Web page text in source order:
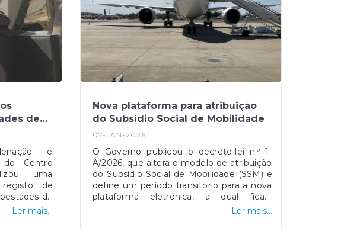
de
e
do Centro
uma
de
de
da
e
Ler mais...
Nova plataforma para atribuição
do Subsídio Social de Mobilidade
07-JAN-2026
O Governo publicou o decreto-lei n.º 1-
A/2026, que altera o modelo de atribuição
do Subsídio Social de Mobilidade (SSM) e
define um período transitório para a nova
plataforma eletrónica, a qual ficará
disponível a partir de 8 de janeiro. A
regiões autónomas e o continente,
Ler mais...